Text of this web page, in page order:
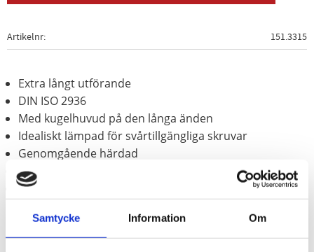
Samtycke Information Om
Artikelnr 151.3315
Extra långt utförande
DIN ISO 2936
Med kugelhuvud på den långa änden
Idealiskt lämpad för svårtillgängliga skruvar
Genomgående härdad
Matt kromat
Speciellt-verktygsstål